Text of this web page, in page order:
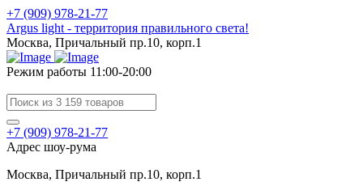
+7 (909) 978-21-77
Argus light - территория правильного света!
Москва, Причальный пр.10, корп.1
Режим работы 11:00-20:00
+7 (909) 978-21-77
Адрес шоу-рума
Москва, Причальный пр.10, корп.1